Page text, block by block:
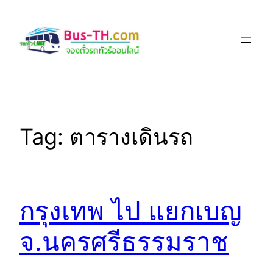
content
Tag: ตารางเดินรถ
กรุงเทพ ไป แยกเบญ
จ.นครศรีธรรมราช